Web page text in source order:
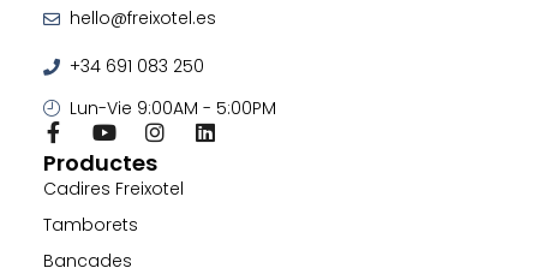
hello@freixotel.es
+34 691 083 250
Lun-Vie 9:00AM - 5:00PM
Productes
Cadires Freixotel
Tamborets
Bancades